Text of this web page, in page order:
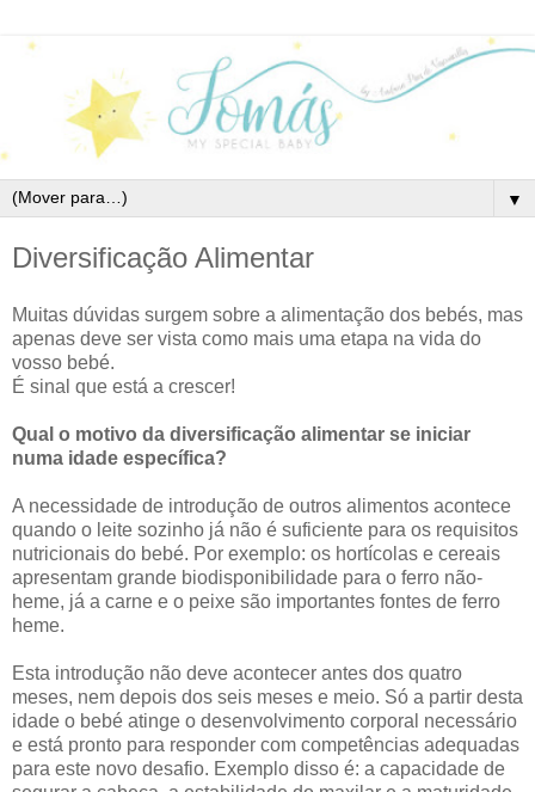
▼
Diversificação Alimentar
Muitas dúvidas surgem sobre a alimentação dos bebés, mas
apenas deve ser vista como mais uma etapa na vida do
vosso bebé.
É sinal que está a crescer!
Qual o motivo da diversificação alimentar se iniciar
numa idade específica?
A necessidade de introdução de outros alimentos acontece
quando o leite sozinho já não é suficiente para os requisitos
nutricionais do bebé. Por exemplo: os hortícolas e cereais
apresentam grande biodisponibilidade para o ferro não-
heme, já a carne e o peixe são importantes fontes de ferro
heme.
Esta introdução não deve acontecer antes dos quatro
meses, nem depois dos seis meses e meio. Só a partir desta
idade o bebé atinge o desenvolvimento corporal necessário
e está pronto para responder com competências adequadas
para este novo desafio. Exemplo disso é: a capacidade de